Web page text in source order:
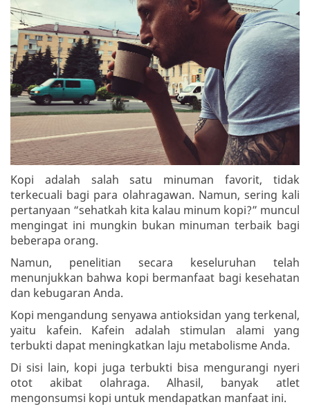
Kopi adalah salah satu minuman favorit, tidak
terkecuali bagi para olahragawan. Namun, sering kali
pertanyaan “sehatkah kita kalau minum kopi?” muncul
mengingat ini mungkin bukan minuman terbaik bagi
beberapa orang.
Namun, penelitian secara keseluruhan telah
menunjukkan bahwa kopi bermanfaat bagi kesehatan
dan kebugaran Anda.
Kopi mengandung senyawa antioksidan yang terkenal,
yaitu kafein. Kafein adalah stimulan alami yang
terbukti dapat meningkatkan laju metabolisme Anda.
Di sisi lain, kopi juga terbukti bisa mengurangi nyeri
otot akibat olahraga. Alhasil, banyak atlet
mengonsumsi kopi untuk mendapatkan manfaat ini.